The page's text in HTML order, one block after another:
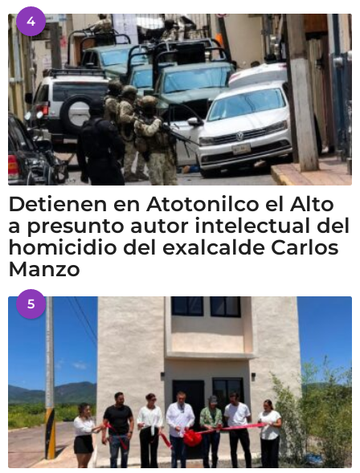
4
Detienen en Atotonilco el Alto
a presunto autor intelectual del
homicidio del exalcalde Carlos
Manzo
5